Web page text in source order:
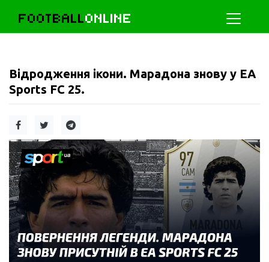
FOOTBALLONLINE
Відродження ікони. Марадона знову у EA
Sports FC 25.